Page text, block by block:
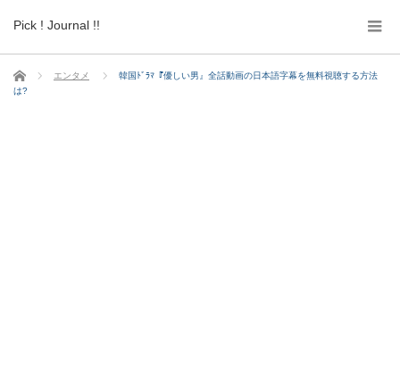
Pick ! Journal !!
ホーム エンタメ
韓国ﾄﾞﾗﾏ『優しい男』全話動画の日本語字幕を無料視聴する方法
は?